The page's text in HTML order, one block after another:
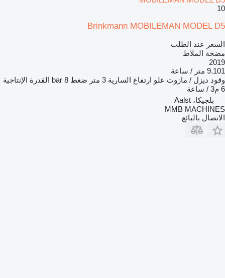
10
Brinkmann MOBILEMAN MODEL D5
السعر عند الطلب
مضخة الملاط
2019
9.101 متر / ساعة
وقود ديزل / مازوت علو ارتفاع السارية 3 متر ضغط 8 bar
القدرة الإنتاجية
6 م3 / ساعة
بلجيكا، Aalst
MMB MACHINES
الاتصال بالبائع